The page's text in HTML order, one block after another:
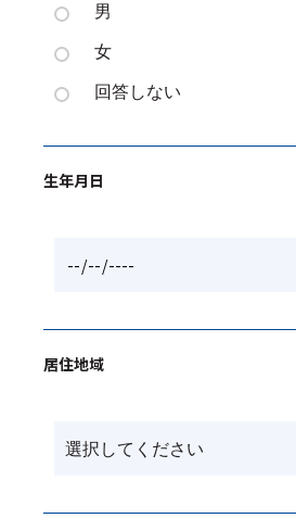
男
女
回答しない
生年月日
居住地域